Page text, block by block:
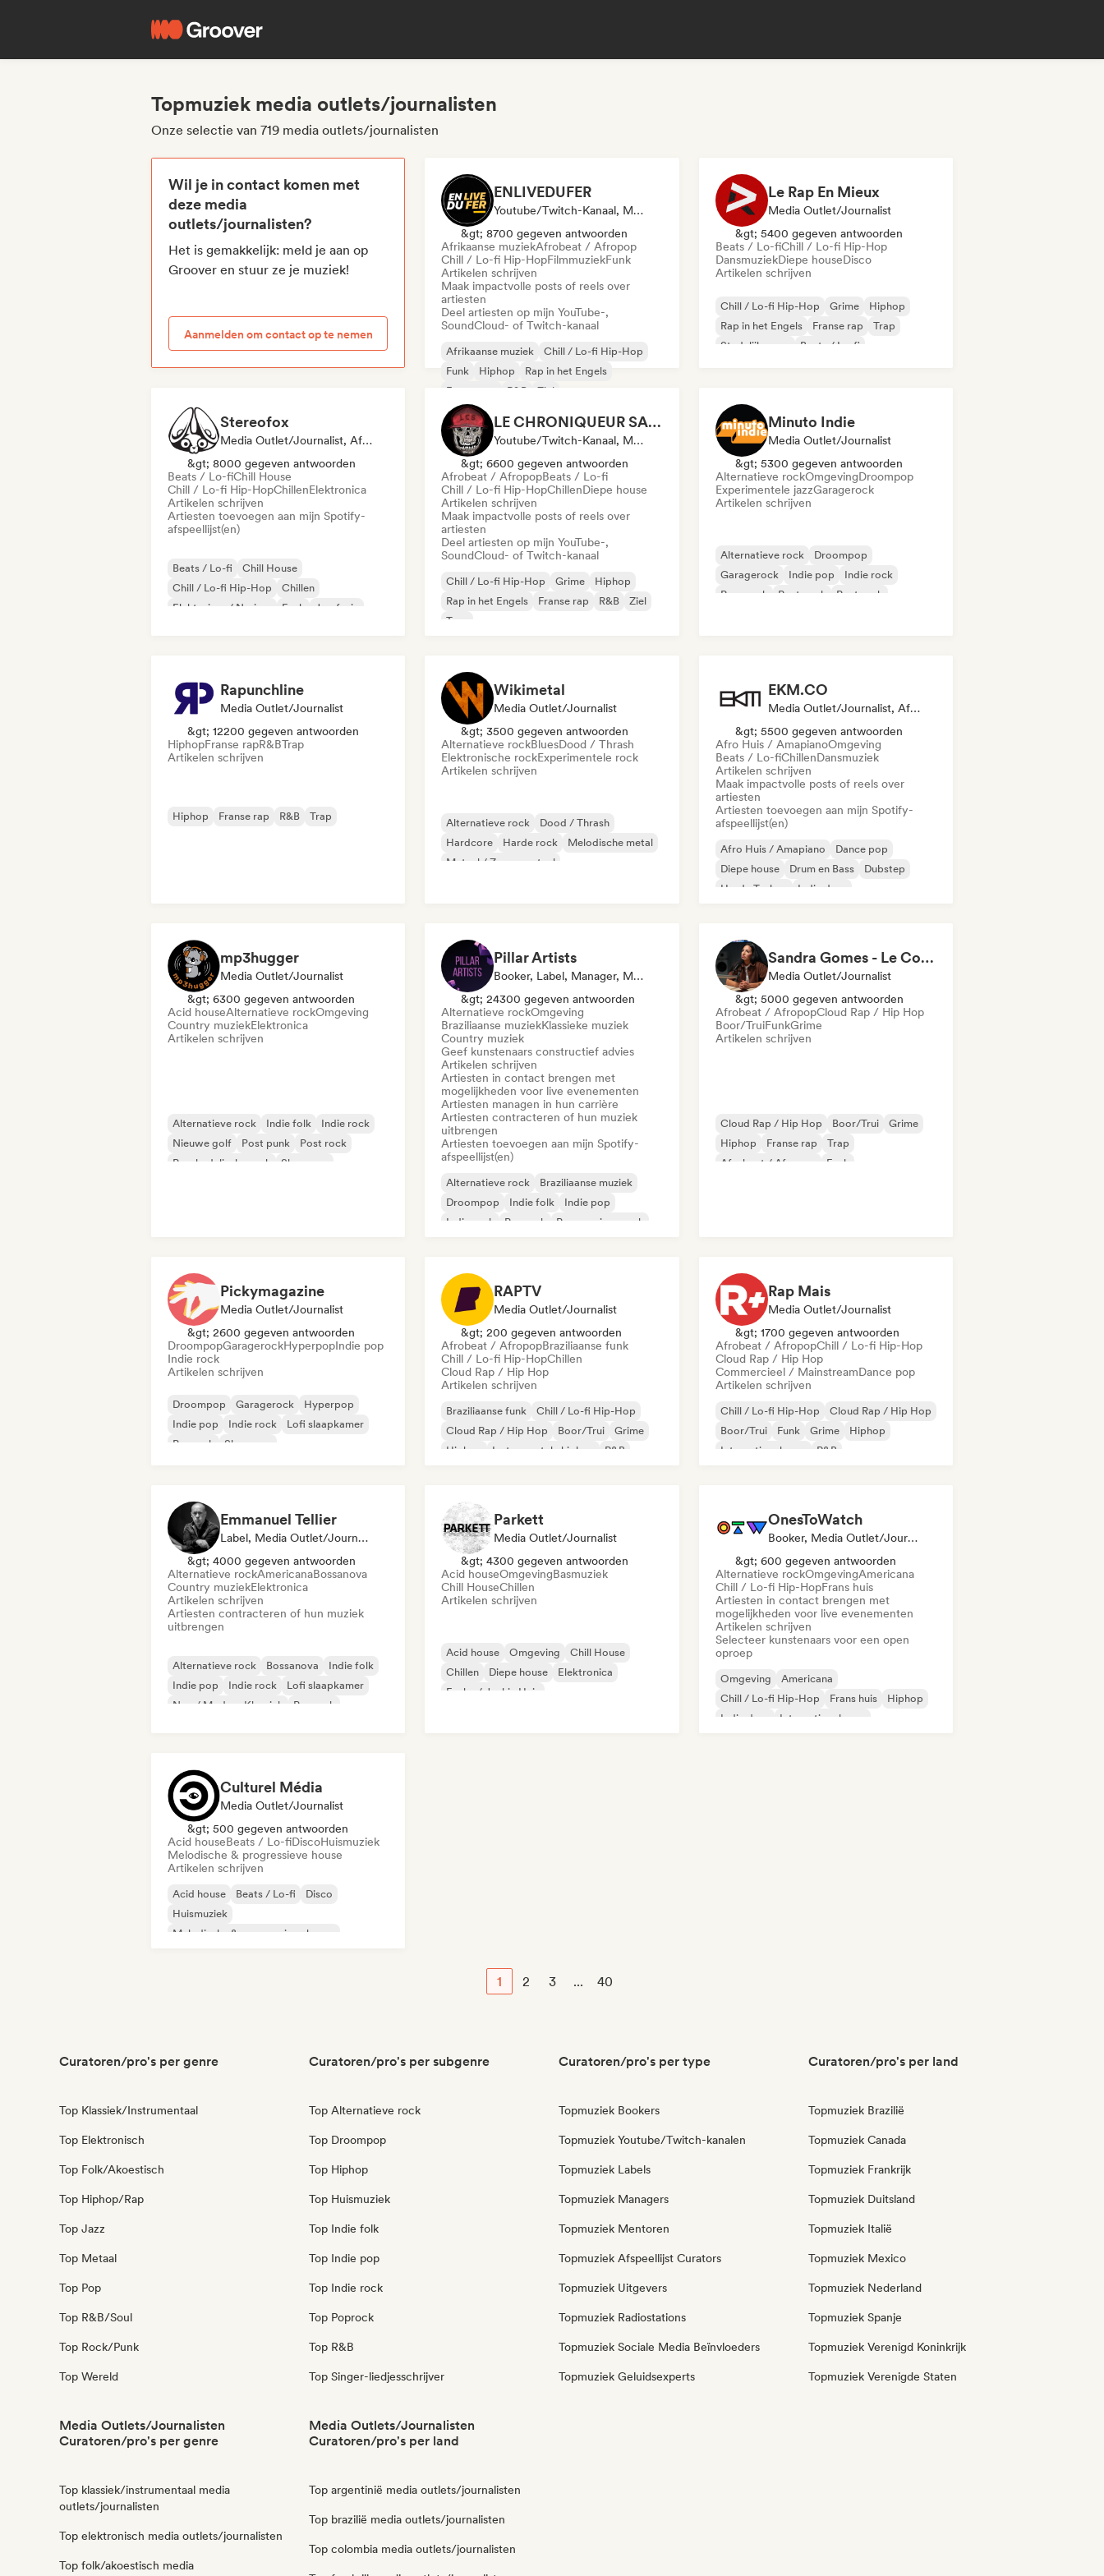
Topmuziek media outlets/journalisten
Onze selectie van 719 media outlets/journalisten
Wil je in contact komen met
deze media
outlets/journalisten?
Het is gemakkelijk: meld je aan op
Groover en stuur ze je muziek!
Aanmelden om contact op te nemen
ENLIVEDUFER
Youtube/Twitch-Kanaal, Media Outlet/Journalist, Sociale Media Beïnvloeder
&gt; 8700 gegeven antwoorden
Afrikaanse muziekAfrobeat / Afropop
Chill / Lo-fi Hip-HopFilmmuziekFunk
Artikelen schrijven
Maak impactvolle posts of reels over
artiesten
Deel artiesten op mijn YouTube-,
SoundCloud- of Twitch-kanaal
Afrikaanse muziek
Chill / Lo-fi Hip-Hop
Funk
Hiphop
Rap in het Engels
Franse rap
R&B Ziel
Le Rap En Mieux
Media Outlet/Journalist
&gt; 5400 gegeven antwoorden
Beats / Lo-fiChill / Lo-fi Hip-Hop
DansmuziekDiepe houseDisco
Artikelen schrijven
Chill / Lo-fi Hip-Hop Grime
Hiphop
Rap in het Engels
Franse rap
Trap
Stedelijke pop
Beats / Lo-fi
Stereofox
Media Outlet/Journalist, Afspeellijst Curator
&gt; 8000 gegeven antwoorden
Beats / Lo-fiChill House
Chill / Lo-fi Hip-HopChillenElektronica
Artikelen schrijven
Artiesten toevoegen aan mijn Spotify-
afspeellijst(en)
Beats / Lo-fi
Chill House
Chill / Lo-fi Hip-Hop
Chillen
Elektrojazz / Nu-jazz
Funk
Jazzfusie
LE CHRONIQUEUR SALE
Youtube/Twitch-Kanaal, Media Outlet/Journalist, Sociale Media Beïnvloeder
&gt; 6600 gegeven antwoorden
Afrobeat / AfropopBeats / Lo-fi
Chill / Lo-fi Hip-HopChillenDiepe house
Artikelen schrijven
Maak impactvolle posts of reels over
artiesten
Deel artiesten op mijn YouTube-,
SoundCloud- of Twitch-kanaal
Chill / Lo-fi Hip-Hop Grime
Hiphop
Rap in het Engels
Franse rap R&B
Ziel
Trap
Minuto Indie
Media Outlet/Journalist
&gt; 5300 gegeven antwoorden
Alternatieve rockOmgevingDroompop
Experimentele jazzGaragerock
Artikelen schrijven
Alternatieve rock
Droompop
Garagerock
Indie pop
Indie rock
Pop-punk
Post punk Post rock
Rapunchline
Media Outlet/Journalist
&gt; 12200 gegeven antwoorden
HiphopFranse rapR&BTrap
Artikelen schrijven
Hiphop Franse rap R&B Trap
Wikimetal
Media Outlet/Journalist
&gt; 3500 gegeven antwoorden
Alternatieve rockBluesDood / Thrash
Elektronische rockExperimentele rock
Artikelen schrijven
Alternatieve rock
Dood / Thrash
Hardcore
Harde rock
Melodische metal
Metaal / Zwaar metaal
EKM.CO
Media Outlet/Journalist, Afspeellijst Curator
&gt; 5500 gegeven antwoorden
Afro Huis / AmapianoOmgeving
Beats / Lo-fiChillenDansmuziek
Artikelen schrijven
Maak impactvolle posts of reels over
artiesten
Artiesten toevoegen aan mijn Spotify-
afspeellijst(en)
Afro Huis / Amapiano
Dance pop
Diepe house
Drum en Bass
Dubstep
Harde Techno
Indie dans
mp3hugger
Media Outlet/Journalist
&gt; 6300 gegeven antwoorden
Acid houseAlternatieve rockOmgeving
Country muziekElektronica
Artikelen schrijven
Alternatieve rock Indie folk
Indie rock
Nieuwe golf
Post punk
Post rock
Psychedelische rock
Shoegaze
Pillar Artists
Booker, Label, Manager, Media Outlet/Journalist, Mentor, Afspeellijst Curator
&gt; 24300 gegeven antwoorden
Alternatieve rockOmgeving
Braziliaanse muziekKlassieke muziek
Country muziek
Geef kunstenaars constructief advies
Artikelen schrijven
Artiesten in contact brengen met
mogelijkheden voor live evenementen
Artiesten managen in hun carrière
Artiesten contracteren of hun muziek
uitbrengen
Artiesten toevoegen aan mijn Spotify-
afspeellijst(en)
Alternatieve rock
Braziliaanse muziek
Droompop
Indie folk
Indie pop
Indie rock
Poprock Progressieve rock
Sandra Gomes - Le Code Review & 1993initiales
Media Outlet/Journalist
&gt; 5000 gegeven antwoorden
Afrobeat / AfropopCloud Rap / Hip Hop
Boor/TruiFunkGrime
Artikelen schrijven
Cloud Rap / Hip Hop Boor/Trui
Grime
Hiphop
Franse rap
Trap
Afrobeat / Afropop
Funk
Pickymagazine
Media Outlet/Journalist
&gt; 2600 gegeven antwoorden
DroompopGaragerockHyperpopIndie pop
Indie rock
Artikelen schrijven
Droompop Garagerock
Hyperpop
Indie pop
Indie rock
Lofi slaapkamer
Poprock
Shoegaze
RAPTV
Media Outlet/Journalist
&gt; 200 gegeven antwoorden
Afrobeat / AfropopBraziliaanse funk
Chill / Lo-fi Hip-HopChillen
Cloud Rap / Hip Hop
Artikelen schrijven
Braziliaanse funk
Chill / Lo-fi Hip-Hop
Cloud Rap / Hip Hop
Boor/Trui
Grime
Hiphop
Instrumentale hiphop R&B
Rap Mais
Media Outlet/Journalist
&gt; 1700 gegeven antwoorden
Afrobeat / AfropopChill / Lo-fi Hip-Hop
Cloud Rap / Hip Hop
Commercieel / MainstreamDance pop
Artikelen schrijven
Chill / Lo-fi Hip-Hop
Cloud Rap / Hip Hop
Boor/Trui
Funk Grime
Hiphop
Internationale rap
R&B
Emmanuel Tellier
Label, Media Outlet/Journalist
&gt; 4000 gegeven antwoorden
Alternatieve rockAmericanaBossanova
Country muziekElektronica
Artikelen schrijven
Artiesten contracteren of hun muziek
uitbrengen
Alternatieve rock Bossanova
Indie folk
Indie pop
Indie rock
Lofi slaapkamer
Neo / Modern Klassiek
Poprock
Parkett
Media Outlet/Journalist
&gt; 4300 gegeven antwoorden
Acid houseOmgevingBasmuziek
Chill HouseChillen
Artikelen schrijven
Acid house Omgeving
Chill House
Chillen
Diepe house
Elektronica
Funky / Jackin Huis
OnesToWatch
Booker, Media Outlet/Journalist
&gt; 600 gegeven antwoorden
Alternatieve rockOmgevingAmericana
Chill / Lo-fi Hip-HopFrans huis
Artiesten in contact brengen met
mogelijkheden voor live evenementen
Artikelen schrijven
Selecteer kunstenaars voor een open
oproep
Omgeving
Americana
Chill / Lo-fi Hip-Hop
Frans huis
Hiphop
Indie dans
Internationale rap
Culturel Média
Media Outlet/Journalist
&gt; 500 gegeven antwoorden
Acid houseBeats / Lo-fiDiscoHuismuziek
Melodische & progressieve house
Artikelen schrijven
Acid house Beats / Lo-fi
Disco
Huismuziek
Melodische & progressieve house
1 2 3 ... 40
Curatoren/pro's per genre
Top Klassiek/Instrumentaal
Top Elektronisch
Top Folk/Akoestisch
Top Hiphop/Rap
Top Jazz
Top Metaal
Top Pop
Top R&B/Soul
Top Rock/Punk
Top Wereld
Curatoren/pro's per subgenre
Top Alternatieve rock
Top Droompop
Top Hiphop
Top Huismuziek
Top Indie folk
Top Indie pop
Top Indie rock
Top Poprock
Top R&B
Top Singer-liedjesschrijver
Curatoren/pro's per type
Topmuziek Bookers
Topmuziek Youtube/Twitch-kanalen
Topmuziek Labels
Topmuziek Managers
Topmuziek Mentoren
Topmuziek Afspeellijst Curators
Topmuziek Uitgevers
Topmuziek Radiostations
Topmuziek Sociale Media Beïnvloeders
Topmuziek Geluidsexperts
Curatoren/pro's per land
Topmuziek Brazilië
Topmuziek Canada
Topmuziek Frankrijk
Topmuziek Duitsland
Topmuziek Italië
Topmuziek Mexico
Topmuziek Nederland
Topmuziek Spanje
Topmuziek Verenigd Koninkrijk
Topmuziek Verenigde Staten
Media Outlets/Journalisten
Curatoren/pro's per genre
Top klassiek/instrumentaal media
outlets/journalisten
Top elektronisch media outlets/journalisten
Top folk/akoestisch media
Media Outlets/Journalisten
Curatoren/pro's per land
Top argentinië media outlets/journalisten
Top brazilië media outlets/journalisten
Top colombia media outlets/journalisten